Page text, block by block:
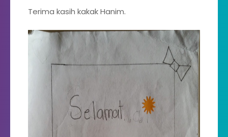
Terima kasih kakak Hanim.